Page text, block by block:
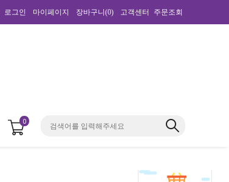
로그인 마이페이지 장바구니(0) 고객센터 주문조회
0